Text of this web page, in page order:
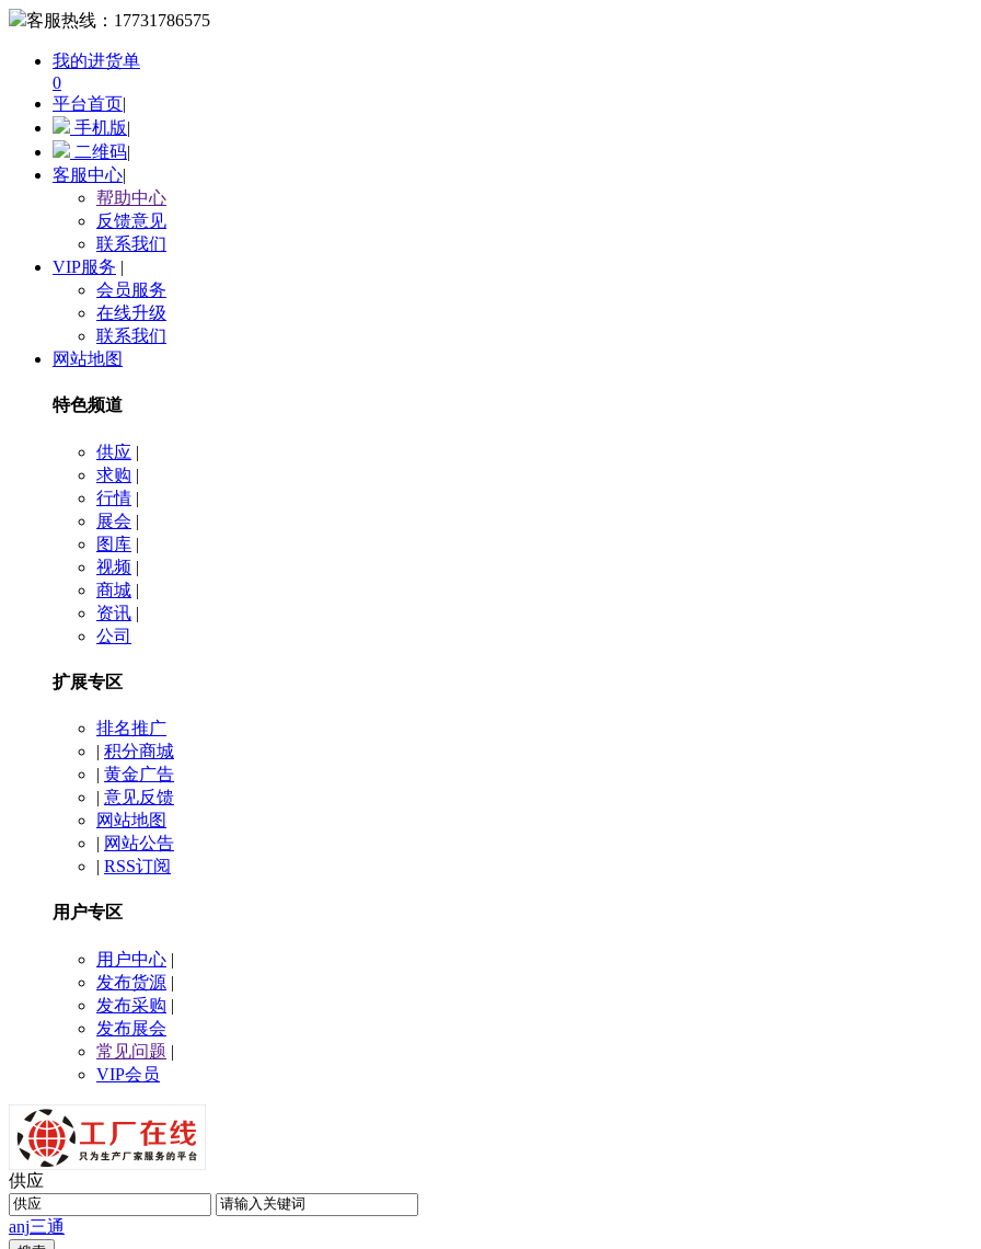
客服热线： 17731786575
我的进货单
0
平台首页|
手机版|
二维码|
客服中心|
帮助中心
反馈意见
联系我们
VIP服务 |
会员服务
在线升级
联系我们
网站地图
特色频道
供应 |
求购 |
行情 |
展会 |
图库 |
视频 |
商城 |
资讯 |
公司
扩展专区
排名推广
| 积分商城
| 黄金广告
| 意见反馈
网站地图
| 网站公告
| RSS订阅
用户专区
用户中心 |
发布货源 |
发布采购 |
发布展会
常见问题 |
VIP会员
供应
anj三通